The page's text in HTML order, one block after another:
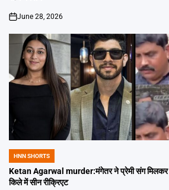
on
June 28, 2026
POSTED
IN
HNN SHORTS
Ketan Agarwal murder:मंगेतर ने प्रेमी संग मिलकर
किले में सीन रीक्रिएट